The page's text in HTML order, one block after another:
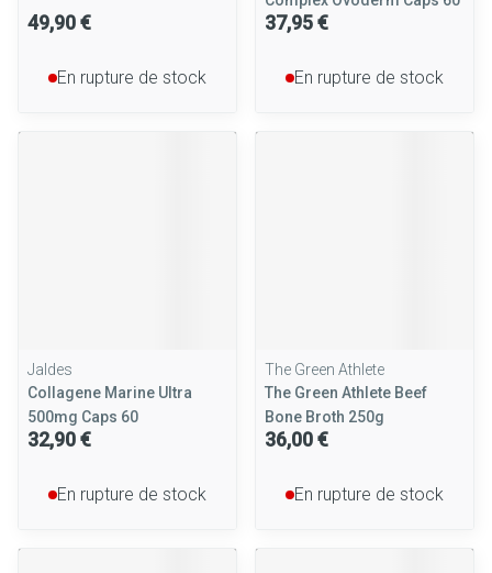
49,90 €
En rupture de stock
37,95 €
En rupture de stock
Jaldes
Collagene Marine Ultra
500mg Caps 60
32,90 €
En rupture de stock
The Green Athlete
The Green Athlete Beef
Bone Broth 250g
36,00 €
En rupture de stock